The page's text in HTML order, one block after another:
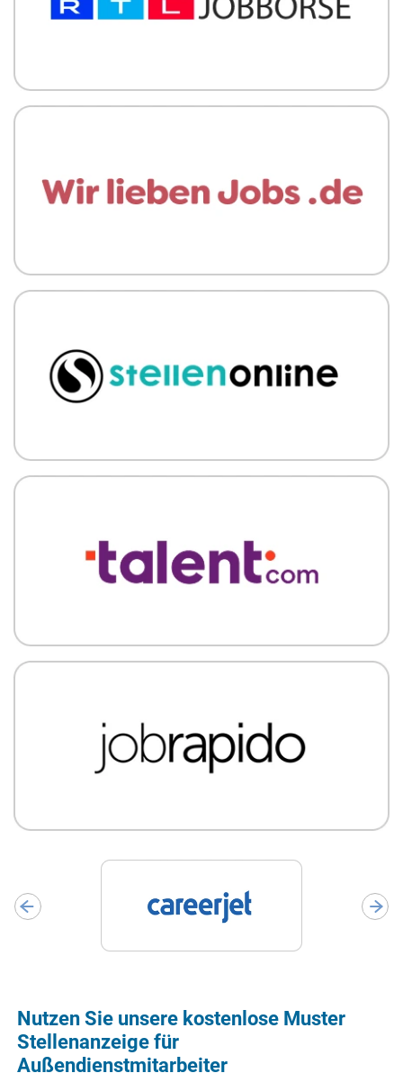
Nutzen Sie unsere kostenlose Muster
Stellenanzeige für
Außendienstmitarbeiter